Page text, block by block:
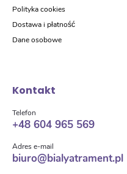
Polityka cookies
Dostawa i płatność
Dane osobowe
Kontakt
Telefon
+48 604 965 569
Adres e-mail
biuro@bialyatrament.pl